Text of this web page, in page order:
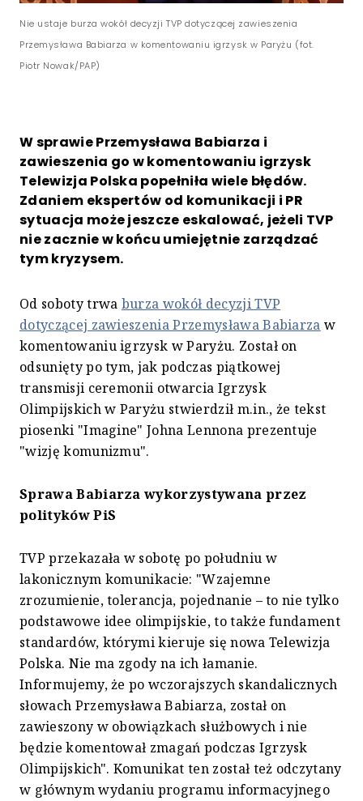
Nie ustaje burza wokół decyzji TVP dotyczącej zawieszenia
Przemysława Babiarza w komentowaniu igrzysk w Paryżu (fot.
Piotr Nowak/PAP)
W sprawie Przemysława Babiarza i
zawieszenia go w komentowaniu igrzysk
Telewizja Polska popełniła wiele błędów.
Zdaniem ekspertów od komunikacji i PR
sytuacja może jeszcze eskalować, jeżeli TVP
nie zacznie w końcu umiejętnie zarządzać
tym kryzysem.
Od soboty trwa burza wokół decyzji TVP
dotyczącej zawieszenia Przemysława Babiarza w
komentowaniu igrzysk w Paryżu. Został on
odsunięty po tym, jak podczas piątkowej
transmisji ceremonii otwarcia Igrzysk
Olimpijskich w Paryżu stwierdził m.in., że tekst
piosenki "Imagine" Johna Lennona prezentuje
"wizję komunizmu".
Sprawa Babiarza wykorzystywana przez
polityków PiS
TVP przekazała w sobotę po południu w
lakonicznym komunikacie: "Wzajemne
zrozumienie, tolerancja, pojednanie – to nie tylko
podstawowe idee olimpijskie, to także fundament
standardów, którymi kieruje się nowa Telewizja
Polska. Nie ma zgody na ich łamanie.
Informujemy, że po wczorajszych skandalicznych
słowach Przemysława Babiarza, został on
zawieszony w obowiązkach służbowych i nie
będzie komentował zmagań podczas Igrzysk
Olimpijskich". Komunikat ten został też odczytany
w głównym wydaniu programu informacyjnego